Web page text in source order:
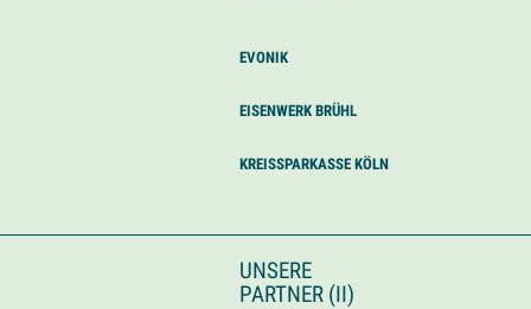
EVONIK
EISENWERK BRÜHL
KREISSPARKASSE KÖLN
UNSERE
PARTNER (II)